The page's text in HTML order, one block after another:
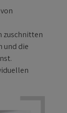
zuschnitten
und die